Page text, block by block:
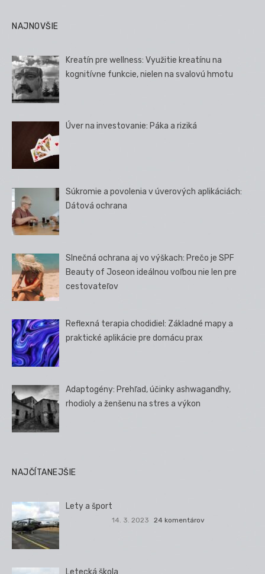
NAJNOVŠIE
Kreatín pre wellness: Využitie kreatínu na
kognitívne funkcie, nielen na svalovú hmotu
Úver na investovanie: Páka a riziká
Súkromie a povolenia v úverových aplikáciách:
Dátová ochrana
Slnečná ochrana aj vo výškach: Prečo je SPF
Beauty of Joseon ideálnou voľbou nie len pre
cestovateľov
Reflexná terapia chodidiel: Základné mapy a
praktické aplikácie pre domácu prax
Adaptogény: Prehľad, účinky ashwagandhy,
rhodioly a ženšenu na stres a výkon
NAJČÍTANEJŠIE
Lety a šport
14. 3. 2023 24 komentárov